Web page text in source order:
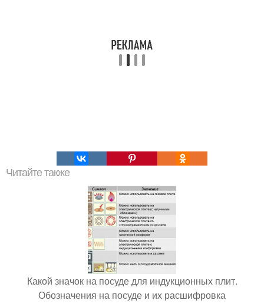
Читайте также
Какой значок на посуде для индукционных плит.
Обозначения на посуде и их расшифровка